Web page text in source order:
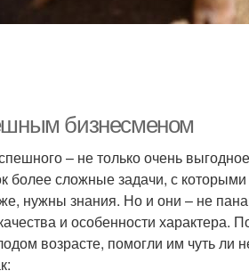
бизнесменом
– не только очень
более сложные задачи, с
нужны знания. Но и они – не
и особенности характера.
возрасте, помогли им чуть ли